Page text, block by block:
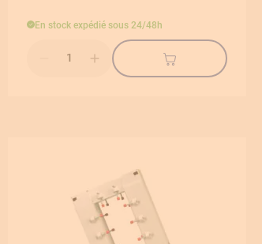
En stock expédié sous 24/48h